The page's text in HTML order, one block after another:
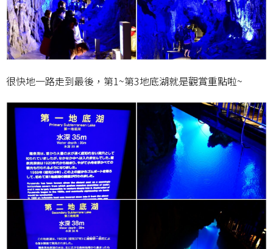
很快地一路走到最後，第1~第3地底湖就是觀賞重點啦~